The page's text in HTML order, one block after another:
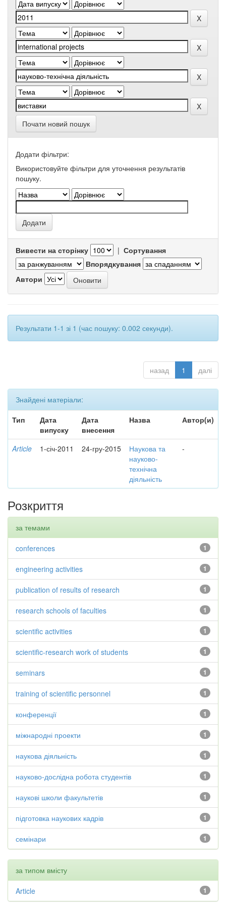
Почати новий пошук
Додати фільтри:
Використовуйте фільтри для уточнення результатів
пошуку.
Вивести на сторінку | Сортування
Впорядкування
Автори
Результати 1-1 зі 1 (час пошуку: 0.002 секунди).
назад 1 далі
Знайдені матеріали:
Тип
Дата
випуску
Дата
внесення
Назва Автор(и)
Article 1-січ-2011 24-гру-2015
Наукова та
науково-
технічна
діяльність
-
Розкриття
за темами
1
conferences
1
engineering activities
1
publication of results of research
1
research schools of faculties
1
scientific activities
1
scientific-research work of students
1
seminars
1
training of scientific personnel
1
конференції
1
міжнародні проекти
1
наукова діяльність
1
науково-дослідна робота студентів
1
наукові школи факультетів
1
підготовка наукових кадрів
1
семінари
за типом вмісту
1
Article